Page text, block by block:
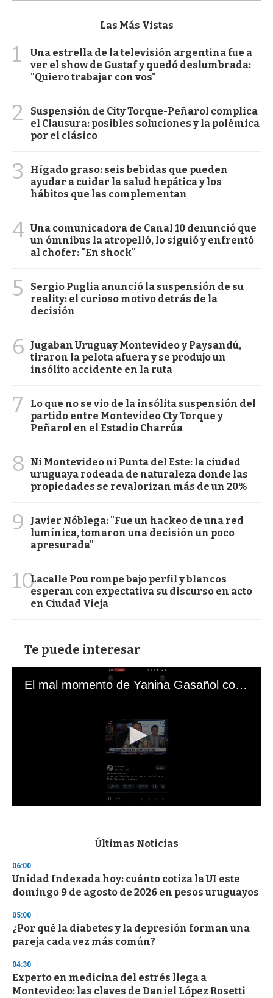
Las Más Vistas
1
Una estrella de la televisión argentina fue a
ver el show de Gustaf y quedó deslumbrada:
"Quiero trabajar con vos"
2
Suspensión de City Torque-Peñarol complica
el Clausura: posibles soluciones y la polémica
por el clásico
3
Hígado graso: seis bebidas que pueden
ayudar a cuidar la salud hepática y los
hábitos que las complementan
4 Una comunicadora de Canal 10 denunció que
un ómnibus la atropelló, lo siguió y enfrentó
al chofer: "En shock"
5
Sergio Puglia anunció la suspensión de su
reality: el curioso motivo detrás de la
decisión
6
Jugaban Uruguay Montevideo y Paysandú,
tiraron la pelota afuera y se produjo un
insólito accidente en la ruta
7
Lo que no se vio de la insólita suspensión del
partido entre Montevideo Cty Torque y
Peñarol en el Estadio Charrúa
8
Ni Montevideo ni Punta del Este: la ciudad
uruguaya rodeada de naturaleza donde las
propiedades se revalorizan más de un 20%
9
Javier Nóblega: "Fue un hackeo de una red
lumínica, tomaron una decisión un poco
apresurada"
10Lacalle Pou rompe bajo perfil y blancos
esperan con expectativa su discurso en acto
en Ciudad Vieja
Te puede interesar
El mal momento de Yanina Gasañol con un hincha argentino en "Subrayado"
s
d
s
o
f
3
s
e
c
n
d
s
Últimas Noticias
06:00
Unidad Indexada hoy: cuánto cotiza la UI este
domingo 9 de agosto de 2026 en pesos uruguayos
05:00
¿Por qué la diabetes y la depresión forman una
pareja cada vez más común?
04:30
Experto en medicina del estrés llega a
Montevideo: las claves de Daniel López Rosetti